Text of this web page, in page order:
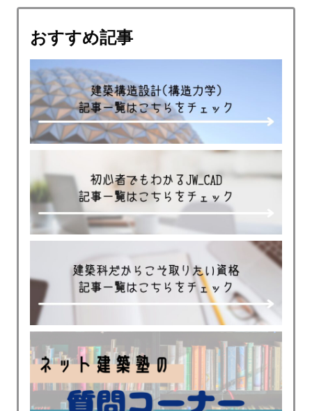
おすすめ記事